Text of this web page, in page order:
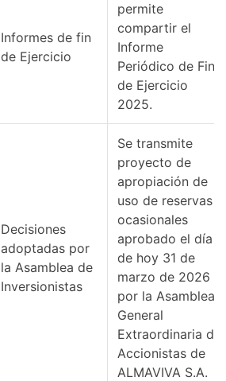
Informes de fin
de Ejercicio
permite
compartir el
Informe
Periódico de Fin
de Ejercicio
2025.
Decisiones
adoptadas por
la Asamblea de
Inversionistas
Se transmite
proyecto de
apropiación de
uso de reservas
ocasionales
aprobado el día
de hoy 31 de
marzo de 2026
por la Asamblea
General
Extraordinaria de
Accionistas de
ALMAVIVA S.A.